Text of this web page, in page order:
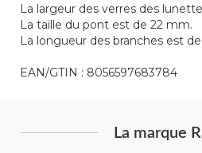
La largeur des verres des
La taille du pont est de 22 mm.
La longueur des branches est
EAN/GTIN : 8056597683784
La marque